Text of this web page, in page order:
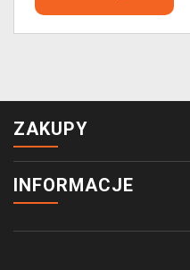
ZAKUPY
INFORMACJE